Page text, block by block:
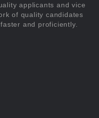
applicants and vice
of quality candidates
and proficiently.